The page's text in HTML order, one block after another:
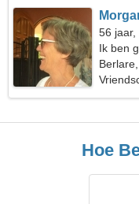
56 jaar,
Ik ben
theater
Hoe